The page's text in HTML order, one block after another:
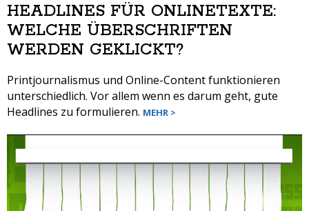
HEADLINES FÜR ONLINETEXTE:
WELCHE ÜBERSCHRIFTEN
WERDEN GEKLICKT?
Printjournalismus und Online-Content funktionieren
unterschiedlich. Vor allem wenn es darum geht, gute
Headlines zu formulieren. MEHR >